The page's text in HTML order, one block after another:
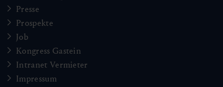
Presse
Prospekte
Job
Kongress Gastein
Intranet Vermieter
Impressum